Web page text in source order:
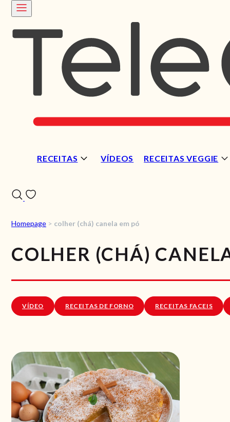
RECEITAS VÍDEOS RECEITAS VEGGIE
Homepage > colher (chá) canela em pó
COLHER (CHÁ)
VÍDEO RECEITAS DE FORNO RECEITAS FACEIS